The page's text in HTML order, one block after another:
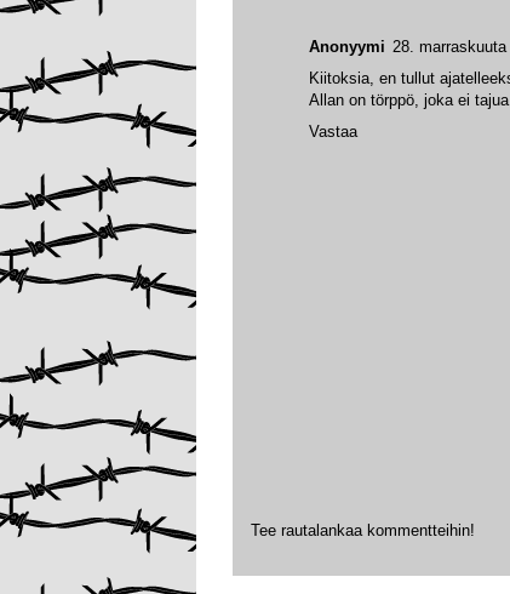
Anonyymi 28.
Kiitoksia, en tullut
Allan on törppö, joka ei
Vastaa
Tee rautalankaa kommentteihin!